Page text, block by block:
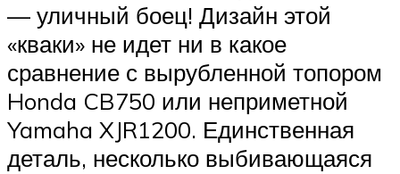
— уличный боец! Дизайн этой
«кваки» не идет ни в какое
сравнение с вырубленной топором
Honda CB750 или неприметной
Yamaha XJR1200. Единственная
деталь, несколько выбивающаяся